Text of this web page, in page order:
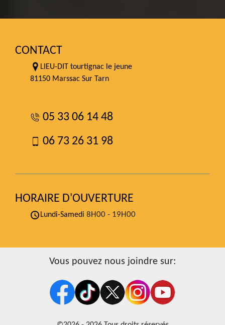
CONTACT
LIEU-DIT tourtignac le jeune
81150 Marssac Sur Tarn
05 33 06 14 48
06 73 26 31 98
HORAIRE D'OUVERTURE
Lundi-Samedi 8H00 - 19H00
Vous pouvez nous joindre sur: